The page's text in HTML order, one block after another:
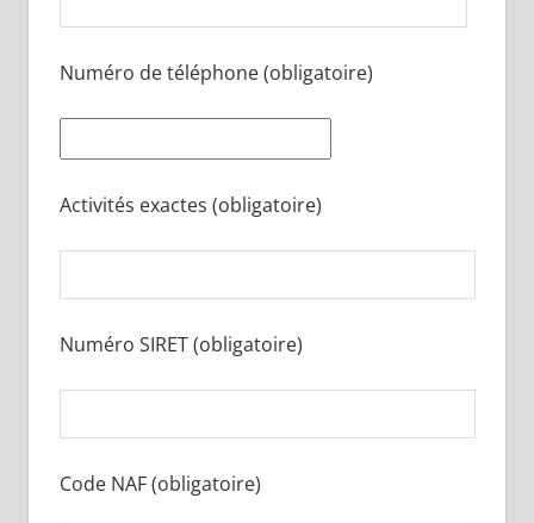
Numéro de téléphone (obligatoire)
Activités exactes (obligatoire)
Numéro SIRET (obligatoire)
Code NAF (obligatoire)